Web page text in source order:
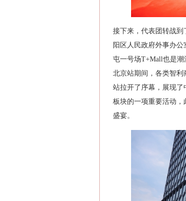
接下来，代表团转战
阳区人民政府外事办
屯一号场T+Mall也是
北京站期间，各类智
站拉开了序幕，展现了
板块的一项重要活动
盛宴。